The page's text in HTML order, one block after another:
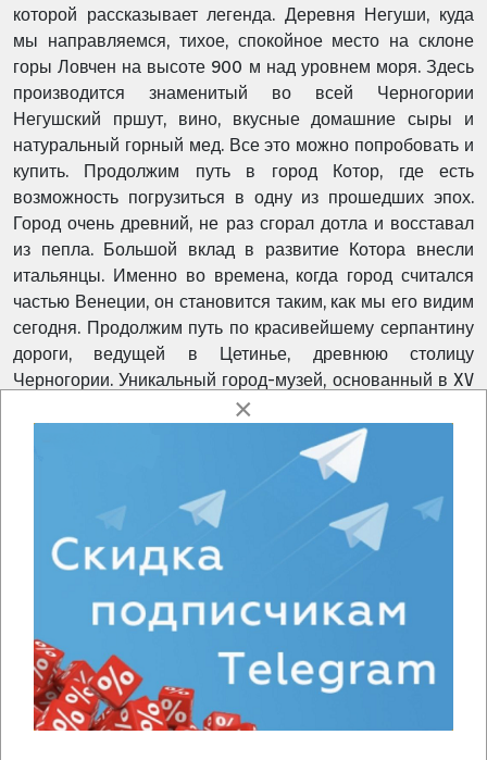
которой рассказывает легенда. Деревня Негуши, куда
мы направляемся, тихое, спокойное место на склоне
горы Ловчен на высоте 900 м над уровнем моря. Здесь
производится знаменитый во всей Черногории
Негушский пршут, вино, вкусные домашние сыры и
натуральный горный мед. Все это можно попробовать и
купить. Продолжим путь в город Котор, где есть
возможность погрузиться в одну из прошедших эпох.
Город очень древний, не раз сгорал дотла и восставал
из пепла. Большой вклад в развитие Котора внесли
итальянцы. Именно во времена, когда город считался
частью Венеции, он становится таким, как мы его видим
сегодня. Продолжим путь по красивейшему серпантину
дороги, ведущей в Цетинье, древнюю столицу
Черногории. Уникальный город-музей, основанный в XV
в. Несмотря на то, что Цетинье носила звание самой
маленькой столицы Европы, здесь в свое время было
много посольств, музеев, школ, а также институт и
дворец. Значение города Цетинье для черногорского
народа отображено в Конституции страны, где он
значится как историческая столица Черногории. К
вечеру возвращаемся в гостиницу в Будве.
Водопады Кравица. Сплит
Мы покидаем Будву и вновь направляемся в Хорватию.
Но по дороге нас ждут удивительные вещи. Есть в
Боснии и Герцеговине место, где находится природное
чудо – водопад Кравица. Его образовала река Требижат,
×